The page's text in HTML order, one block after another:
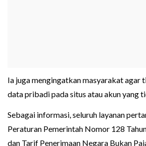
Ia juga mengingatkan masyarakat agar
data pribadi pada situs atau akun yang
Sebagai informasi, seluruh layanan
Peraturan Pemerintah Nomor 128
dan Tarif Penerimaan Negara Bukan